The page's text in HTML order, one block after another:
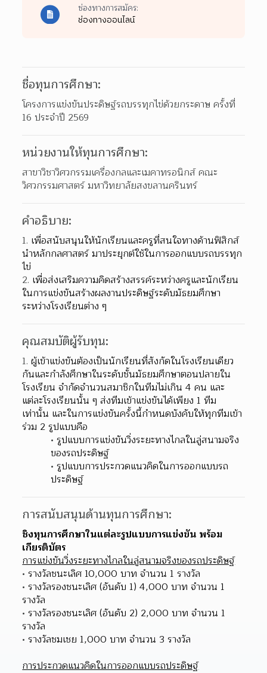
ช่องทางการสมัคร:
ช่องทางออนไลน์
ชื่อทุนการศึกษา:
โครงการแข่งขันประดิษฐ์รถบรรทุกไข่ด้วยกระดาษ ครั้งที่
16 ประจำปี 2569
หน่วยงานให้ทุนการศึกษา:
สาขาวิชาวิศวกรรมเครื่องกลและเมคาทรอนิกส์ คณะ
วิศวกรรมศาสตร์ มหาวิทยาลัยสงขลานครินทร์
คำอธิบาย:
เพื่อสนับสนุนให้นักเรียนและครูที่สนใจทางด้านฟิสิกส์
นําหลักกลศาสตร์ มาประยุกต์ใช้ในการออกแบบรถบรรทุก
ไข่
เพื่อส่งเสริมความคิดสร้างสรรค์ระหว่างครูและนักเรียน
ในการแข่งขันสร้างผลงานประดิษฐ์ระดับมัธยมศึกษา
ระหว่างโรงเรียนต่าง ๆ
คุณสมบัติผู้รับทุน:
ผู้เข้าแข่งขันต้องเป็นนักเรียนที่สังกัดในโรงเรียนเดียว
กันและกําลังศึกษาในระดับชั้นมัธยมศึกษาตอนปลายใน
โรงเรียน จํากัดจํานวนสมาชิกในทีมไม่เกิน 4 คน และ
แต่ละโรงเรียนนั้น ๆ ส่งทีมเข้าแข่งขันได้เพียง 1 ทีม
เท่านั้น และในการแข่งขันครั้งนี้กําหนดบังคับให้ทุกทีมเข้า
ร่วม 2 รูปแบบคือ
รูปแบบการแข่งขันวิ่งระยะทางไกลในลู่สนามจริง
ของรถประดิษฐ์
รูปแบบการประกวดแนวคิดในการออกแบบรถ
ประดิษฐ์
การสนับสนุนด้านทุนการศึกษา:
ชิงทุนการศึกษาในแต่ละรูปแบบการแข่งขัน พร้อม
เกียรติบัตร
การแข่งขันวิ่งระยะทางไกลในลู่สนามจริงของรถประดิษฐ์
รางวัลชนะเลิศ 10,000 บาท จำนวน 1 รางวัล
รางวัลรองชนะเลิศ (อันดับ 1) 4,000 บาท จำนวน 1
รางวัล
รางวัลรองชนะเลิศ (อันดับ 2) 2,000 บาท จำนวน 1
รางวัล
รางวัลชมเชย 1,000 บาท จำนวน 3 รางวัล
การประกวดแนวคิดในการออกแบบรถประดิษฐ์